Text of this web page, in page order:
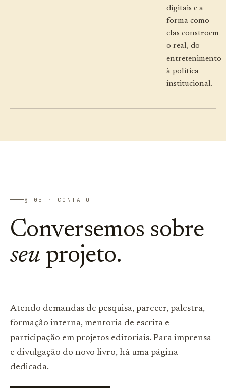
digitais e a
forma como
elas constroem
o real, do
entretenimento
à política
institucional.
§ 05 · CONTATO
Conversemos sobre
seuprojeto.
Atendo demandas de pesquisa, parecer, palestra,
formação interna, mentoria de escrita e
participação em projetos editoriais. Para imprensa
e divulgação do novo livro, há uma página
dedicada.